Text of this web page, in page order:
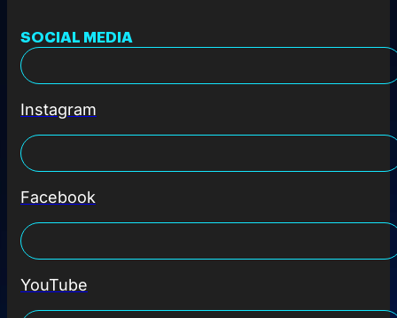
SOCIAL MEDIA
Instagram
Facebook
YouTube